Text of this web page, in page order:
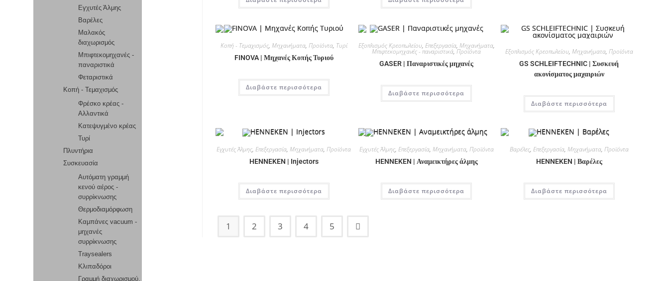
Κοπή - Τεμαχισμός, Μηχανήματα, Προϊόντα, Τυρί
FINOVA | Μηχανές Κοπής Τυριού
Διαβάστε περισσότερα
Εξοπλισμός Κρεοπωλείου, Επεξεργασία, Μηχανήματα,
Μπιφτεκομηχανές - παναριστικά,Προϊόντα
GASER | Παναριστικές μηχανές
Διαβάστε περισσότερα
Εξοπλισμός Κρεοπωλείου, Μηχανήματα, Προϊόντα
GS SCHLEIFTECHNIC | Συσκευή
ακονίσματος μαχαιριών
Διαβάστε περισσότερα
Εγχυτές Άλμης,Επεξεργασία,Μηχανήματα,Προϊόντα
HENNEKEN | Injectors
Διαβάστε περισσότερα
Εγχυτές Άλμης, Επεξεργασία, Μηχανήματα, Προϊόντα
HENNEKEN | Αναμεικτήρες άλμης
Διαβάστε περισσότερα
Βαρέλες, Επεξεργασία, Μηχανήματα, Προϊόντα
HENNEKEN | Βαρέλες
Διαβάστε περισσότερα
1 2 3 4 5
Εγχυτές Άλμης
Βαρέλες
Μαλακός
διαχωρισμός
Μπιφτεκομηχανές -
παναριστικά
Φεταριστικά
Κοπή - Τεμαχισμός
Φρέσκο κρέας -
Αλλαντικά
Κατεψυγμένο κρέας
Τυρί
Πλυντήρια
Συσκευασία
Αυτόματη γραμμή
κενού αέρος -
συρρίκνωσης
Θερμοδιαμόρφωση
Καμπάνες vacuum -
μηχανές
συρρίκνωσης
Traysealers
Κλιπαδόροι
Γραμμή διαχωρισμού,